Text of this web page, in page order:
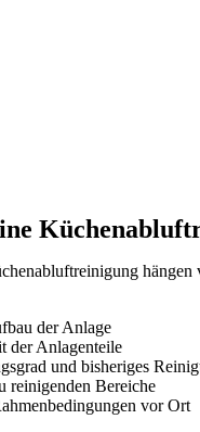
hängen
der Anlage
der Anlagenteile
und bisheriges
reinigenden Bereiche
vor Ort